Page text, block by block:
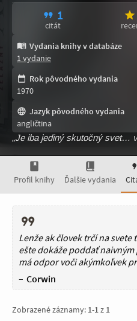
1
citát
Vydania knihy v databáze
1 vydanie
Rok pôvodného vydania
1970
Jazyk pôvodného vydania
angličtina
„Je iba jediný skutočný svet…
Profil knihy Ďalšie vydania
Lenže ak človek trčí na svete
ešte dokáže poddať
má odpor voči akýmkoľvek
Corwin
Zobrazené záznamy: 1-1z 1